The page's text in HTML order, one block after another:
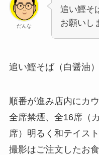
だんな
追い鰹そ
お願いし
追い鰹そば（白醤油
順番が進み店内にカ
全席禁煙、全16席（
席）明るく和テイス
撮影はご注文したお